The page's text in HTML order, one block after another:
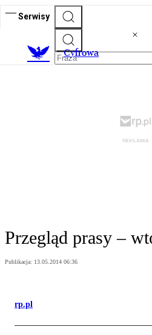
Serwisy
Cyfrowa
Przegląd prasy –
Publikacja: 13.05.2014 06:36
rp.pl